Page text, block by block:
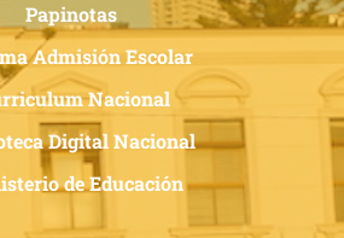
Papinotas
Admisión Escolar
Nacional
Digital Nacional
de Educación